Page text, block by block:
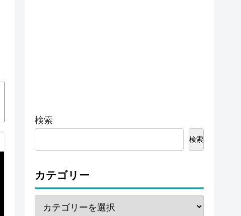
検索
検索
カテゴリー